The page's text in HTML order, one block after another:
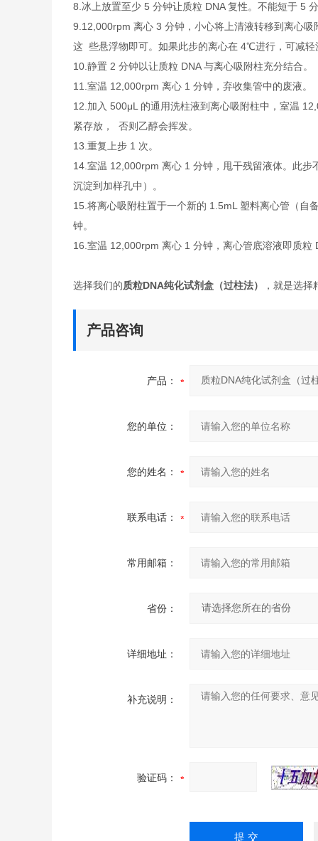
8.冰上放置至少 5 分钟让质粒 DNA 复性。不能短于 5
9.12,000rpm 离心 3 分钟，小心将上清液转移到离心
这 些悬浮物即可。如果此步的离心在 4℃进行，可减轻
10.静置 2 分钟以让质粒 DNA 与离心吸附柱充分结合。
11.室温 12,000rpm 离心 1 分钟，弃收集管中的废液。
12.加入 500μL 的通用洗柱液到离心吸附柱中，室温
紧存放， 否则乙醇会挥发。
13.重复上步 1 次。
14.室温 12,000rpm 离心 1 分钟，甩干残留液体。此步
沉淀到加样孔中）。
15.将离心吸附柱置于一个新的 1.5mL 塑料离心管（
钟。
16.室温 12,000rpm 离心 1 分钟，离心管底溶液即质粒
选择我们的质粒DNA纯化试剂盒（过柱法） ，就是选
产品咨询
产品：
您的单位：
您的姓名：
联系电话：
常用邮箱：
省份：
详细地址：
补充说明：
验证码：